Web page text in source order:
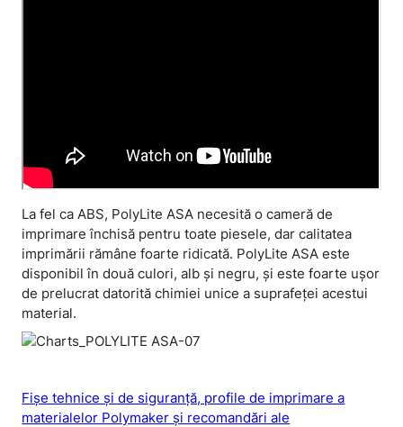
La fel ca ABS, PolyLite ASA necesită o cameră de
imprimare închisă pentru toate piesele, dar calitatea
imprimării rămâne foarte ridicată. PolyLite ASA este
disponibil în două culori, alb și negru, și este foarte ușor
de prelucrat datorită chimiei unice a suprafeței acestui
material.
Fișe tehnice și de siguranță, profile de imprimare a
materialelor Polymaker și recomandări ale